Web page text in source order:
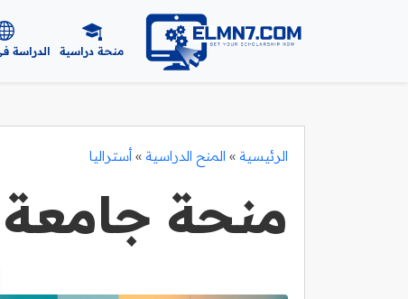
منحة دراسية الدراسة
الرئيسية » المنح الدراسية » أستراليا
منحة